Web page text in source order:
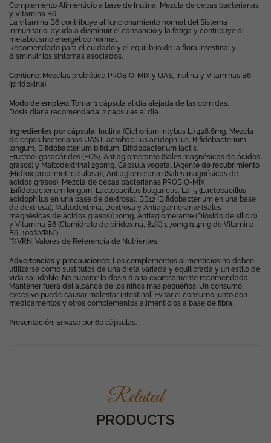
Complemento Alimenticio a base de Inulina, Mezcla de cepas bacterianas
y Vitamina B6.
La vitamina B6 contribuye al funcionamiento normal del Sistema
inmunitario, ayuda a disminuir el cansancio y la fatiga y contribuye al
metabolismo energético normal.
Recomendado para el cuidado y el equilibrio de la flora intestinal y
disminuir los síntomas asociados.
Contiene: Mezclas probiótica PROBIO-MIX y UAS, Inulina y Vitaminas B6
(piridoxina).
Modo de empleo: Tomar 1 cápsula al día alejada de las comidas.
Dosis diaria recomendada: 2 cápsulas al día.
Ingredientes por cápsula: Inulina (Cichorium intybus L.) 428,6mg, Mezcla
de cepas bacterianas UAS [Lactobacillus acidophilus, Bifidobacterium
longum, Bifidobacterium bifidum, Bifidobacterium lactis,
Fructooligosacáridos (FOS), Antiaglomerante (Sales magnésicas de ácidos
grasos) y Maltodextrina] 290mg, Cápsula vegetal [Agente de recubrimiento
(Hidroxipropilmetilcelulosa)], Antiaglomerante (Sales magnésicas de
ácidos grasos), Mezcla de cepas bacterianas PROBIO-MIX
[Bifidobacterium longum, Lactobacillus bulgaricus, La-5 (Lactobacillus
acidophilus en una base de dextrosa), BB12 (Bifidobacterium en una base
de dextrosa), Maltodextrina, Dextrosa y Antiaglomerante (Sales
magnésicas de ácidos grasos)] 10mg, Antiaglomerante (Dióxido de silicio)
y Vitamina B6 (Clorhidrato de piridoxina, 82%) 1,70mg (1,4mg de Vitamina
B6, 100%VRN*).
*%VRN: Valores de Referencia de Nutrientes.
Advertencias y precauciones: Los complementos alimenticios no deben
utilizarse como sustitutos de una dieta variada y equilibrada y un estilo de
vida saludable. No superar la dosis diaria expresamente recomendada.
Mantener fuera del alcance de los niños más pequeños. Un consumo
excesivo puede causar malestar intestinal. Evitar el consumo junto con
medicamentos y otros complementos alimenticios a base de fibra.
Presentación: Envase por 60 cápsulas.
Related
PRODUCTS